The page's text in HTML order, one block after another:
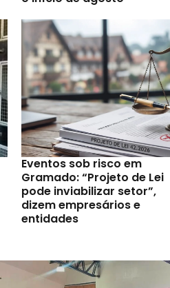
Eventos sob risco em
Gramado: “Projeto de Lei
pode inviabilizar setor”,
dizem empresários e
entidades